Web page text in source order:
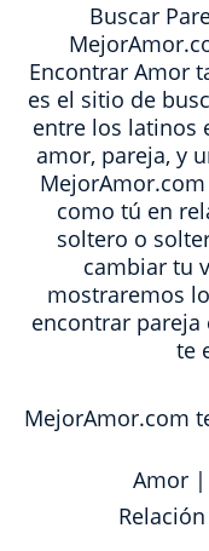
Buscar
Encontrar Amor
es el sitio de
entre los latinos
amor, pareja, y
como tú en
soltero o
cambiar tu
mostraremos
encontrar pareja
te
MejorAmor.com
Amor|
Relación